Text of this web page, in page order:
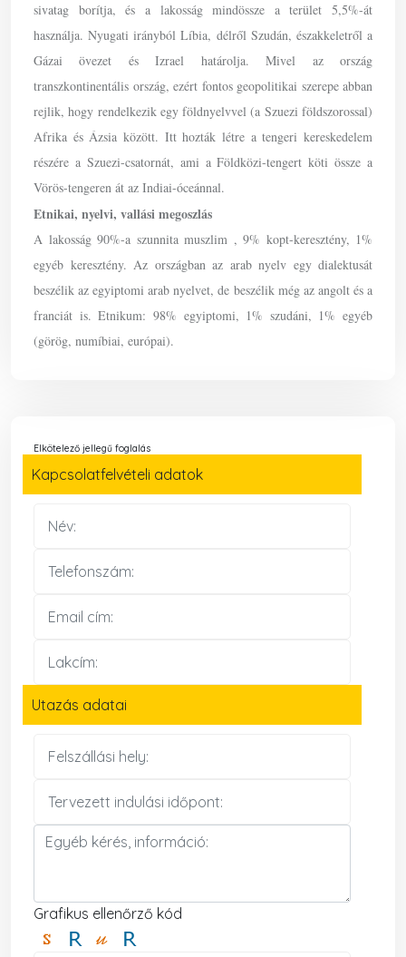
sivatag borítja, és a lakosság mindössze a terület 5,5%-át
használja. Nyugati irányból Líbia, délről Szudán, északkeletről a
Gázai övezet és Izrael határolja. Mivel az ország
transzkontinentális ország, ezért fontos geopolitikai szerepe abban
rejlik, hogy rendelkezik egy földnyelvvel (a Szuezi földszorossal)
Afrika és Ázsia között. Itt hozták létre a tengeri kereskedelem
részére a Szuezi-csatornát, ami a Földközi-tengert köti össze a
Vörös-tengeren át az Indiai-óceánnal.
Etnikai, nyelvi, vallási megoszlás
A lakosság 90%-a szunnita muszlim , 9% kopt-keresztény, 1%
egyéb keresztény. Az országban az arab nyelv egy dialektusát
beszélik az egyiptomi arab nyelvet, de beszélik még az angolt és a
franciát is. Etnikum: 98% egyiptomi, 1% szudáni, 1% egyéb
(görög, numíbiai, európai).
Elkötelező jellegű foglalás
Kapcsolatfelvételi adatok
Utazás adatai
Grafikus ellenőrző kód